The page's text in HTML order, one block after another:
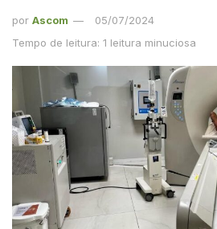
por Ascom
05/07/2024
Tempo de leitura: 1 leitura minuciosa